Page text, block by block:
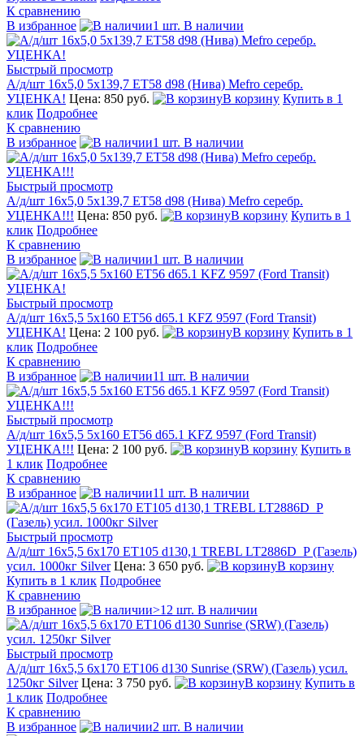
К сравнению
В избранное
1 шт. В наличии
Быстрый просмотр
А/д/шт 16x5,0 5х139,7 ЕТ58 d98 (Нива) Mefro серебр.
УЦЕНКА! Цена: 850 руб. В корзину Купить в 1
клик Подробнее
К сравнению
В избранное
1 шт. В наличии
Быстрый просмотр
А/д/шт 16x5,0 5х139,7 ЕТ58 d98 (Нива) Mefro серебр.
УЦЕНКА!!! Цена: 850 руб. В корзину Купить в 1
клик Подробнее
К сравнению
В избранное
1 шт. В наличии
Быстрый просмотр
А/д/шт 16x5,5 5x160 ЕТ56 d65.1 KFZ 9597 (Ford Transit)
УЦЕНКА! Цена: 2 100 руб. В корзину Купить в 1
клик Подробнее
К сравнению
В избранное
11 шт. В наличии
Быстрый просмотр
А/д/шт 16x5,5 5x160 ЕТ56 d65.1 KFZ 9597 (Ford Transit)
УЦЕНКА!!! Цена: 2 100 руб. В корзину Купить в
1 клик Подробнее
К сравнению
В избранное
11 шт. В наличии
Быстрый просмотр
А/д/шт 16x5,5 6x170 ЕТ105 d130,1 TREBL LT2886D_P (Газель)
усил. 1000кг Silver Цена: 3 650 руб.
В корзину
Купить в 1 клик Подробнее
К сравнению
В избранное
>12 шт. В наличии
Быстрый просмотр
А/д/шт 16x5,5 6x170 ЕТ106 d130 Sunrise (SRW) (Газель) усил.
1250кг Silver Цена: 3 750 руб. В корзину Купить в
1 клик Подробнее
К сравнению
В избранное
2 шт. В наличии